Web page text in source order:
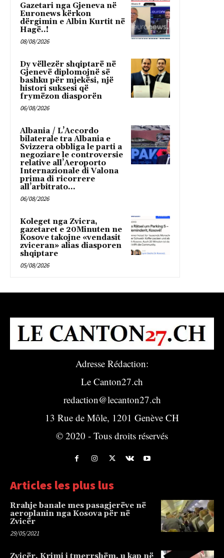
Gazetari nga Gjeneva në
Euronews kërkon
dërgimin e Albin Kurtit në
Hagë..!
08/08/2026
Dy vëllezër shqiptarë në
Gjenevë diplomojnë së
bashku për mjekësi, një
histori suksesi që
frymëzon diasporën
06/08/2026
Albania / L’Accordo
bilaterale tra Albania e
Svizzera obbliga le parti a
negoziare le controversie
relative all’Aeroporto
Internazionale di Valona
prima di ricorrere
all’arbitrato...
06/08/2026
Koleget nga Zvicra,
gazetaret e 20Minuten ne
Kosove takojne «vendasit
zviceran» alias diasporen
shqiptare
05/08/2026
Adresse Rédaction:
Le Canton27.ch
redaction@lecanton27.ch
13 Rue de Môle, 1201 Genève CH
© 2020 - Tous droits réservés
Articles les plus lus
Rrahje banale mes pasagjerëve në
aeroplanin nga Kosova për në
Zvicër
29/05/2021